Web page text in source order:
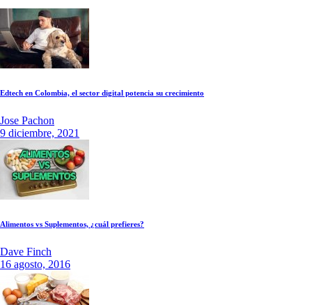
Edtech en Colombia, el sector digital potencia su crecimiento
Jose Pachon
9 diciembre, 2021
Alimentos vs Suplementos, ¿cuál prefieres?
Dave Finch
16 agosto, 2016